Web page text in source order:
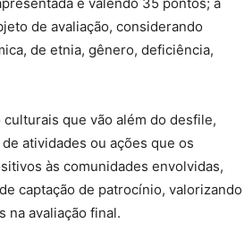
de avaliação, considerando
de etnia, gênero, deficiência,
que vão além do desfile,
atividades ou ações que os
às comunidades envolvidas,
captação de patrocínio, valorizando
na avaliação final.